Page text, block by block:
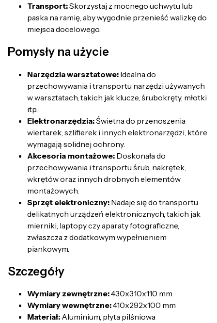
Transport:Skorzystaj z mocnego uchwytu lub
paska na ramię, aby wygodnie przenieść walizkę do
miejsca docelowego.
Pomysły na użycie
Narzędzia warsztatowe: Idealna do
przechowywania i transportu narzędzi używanych
w warsztatach, takich jak klucze, śrubokręty, młotki
itp.
Elektronarzędzia:Świetna do przenoszenia
wiertarek, szlifierek i innych elektronarzędzi, które
wymagają solidnej ochrony.
Akcesoria montażowe: Doskonała do
przechowywania i transportu śrub, nakrętek,
wkrętów oraz innych drobnych elementów
montażowych.
Sprzęt elektroniczny: Nadaje się do transportu
delikatnych urządzeń elektronicznych, takich jak
mierniki, laptopy czy aparaty fotograficzne,
zwłaszcza z dodatkowym wypełnieniem
piankowym.
Szczegóły
Wymiary zewnętrzne:430x310x110 mm
Wymiary wewnętrzne:410x292x100 mm
Materiał: Aluminium, płyta pilśniowa